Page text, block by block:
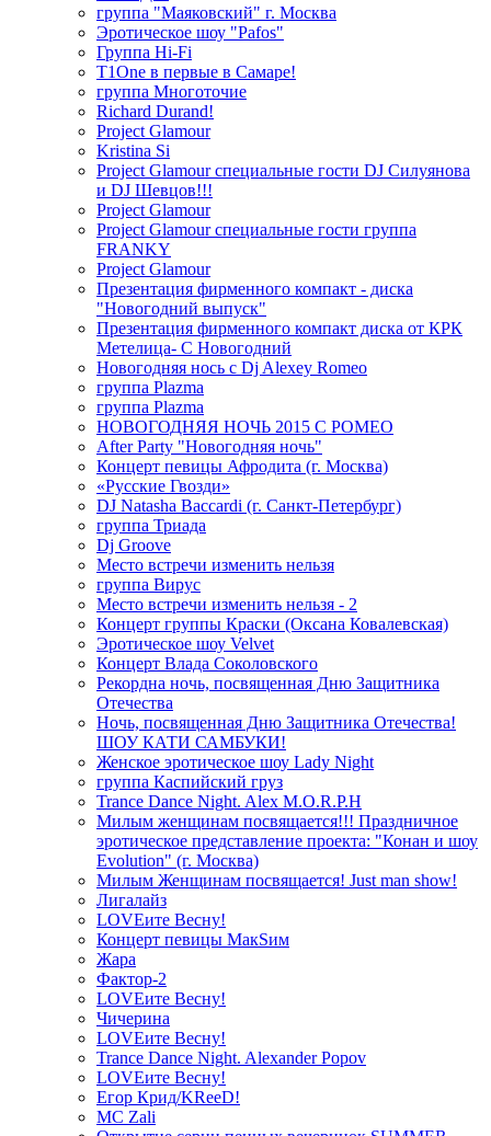
группа "Маяковский" г. Москва
Эротическое шоу "Pafos"
Группа Hi-Fi
T1One в первые в Самаре!
группа Многоточие
Richard Durand!
Project Glamour
Kristina Si
Project Glamour специальные гости DJ Силуянова
и DJ Шевцов!!!
Project Glamour
Project Glamour специальные гости группа
FRANKY
Project Glamour
Презентация фирменного компакт - диска
"Новогодний выпуск"
Презентация фирменного компакт диска от КРК
Метелица- С Новогодний
Новогодняя нось с Dj Alexey Romeo
группа Plazma
группа Plazma
НОВОГОДНЯЯ НОЧЬ 2015 C РОМЕО
After Party "Новогодняя ночь"
Концерт певицы Афродита (г. Москва)
«Русские Гвозди»
DJ Natasha Baccardi (г. Санкт-Петербург)
группа Триада
Dj Groove
Место встречи изменить нельзя
группа Вирус
Место встречи изменить нельзя - 2
Концерт группы Краски (Оксана Ковалевская)
Эротическое шоу Velvet
Концерт Влада Соколовского
Рекордна ночь, посвященная Дню Защитника
Отечества
Ночь, посвященная Дню Защитника Отечества!
ШОУ КАТИ САМБУКИ!
Женское эротическое шоу Lady Night
группа Каспийский груз
Trance Dance Night. Alex M.O.R.P.H
Милым женщинам посвящается!!! Праздничное
эротическое представление проекта: "Конан и шоу
Evolution" (г. Москва)
Милым Женщинам посвящается! Just man show!
Лигалайз
LOVEите Весну!
Концерт певицы МакSим
Жара
Фактор-2
LOVEите Весну!
Чичерина
LOVEите Весну!
Trance Dance Night. Alexander Popov
LOVEите Весну!
Егор Крид/KReeD!
MC Zali